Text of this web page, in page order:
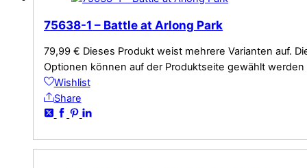
75638-1 – Battle at Arlong Park
79,99 € Dieses Produkt weist mehrere Varianten auf.
Optionen können auf der Produktseite gewählt werden
Wishlist
Share